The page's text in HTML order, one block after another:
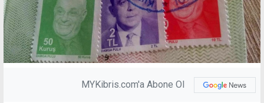
MYKibris.com'a Abone Ol